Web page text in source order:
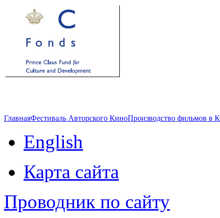
ГлавнаяФестиваль Авторского КиноПроизводство фильмов в
English
Карта сайта
Проводник по сайту